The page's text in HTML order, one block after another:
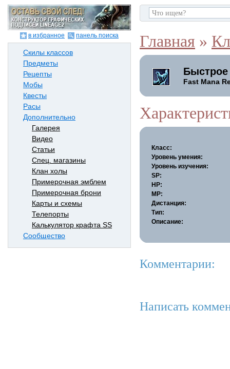
в избранное панель поиска
Скилы классов
Предметы
Рецепты
Мобы
Квесты
Расы
Дополнительно
Галерея
Видео
Статьи
Спец. магазины
Клан холы
Примерочная эмблем
Примерочная брони
Карты и схемы
Телепорты
Калькулятор крафта SS
Сообщество
Главная »
Быстрое
Fast Mana
Класс:
Уровень умения:
Уровень изучения:
SP:
HP:
MP:
Дистанция:
Тип:
Описание:
Комментарии:
Написать